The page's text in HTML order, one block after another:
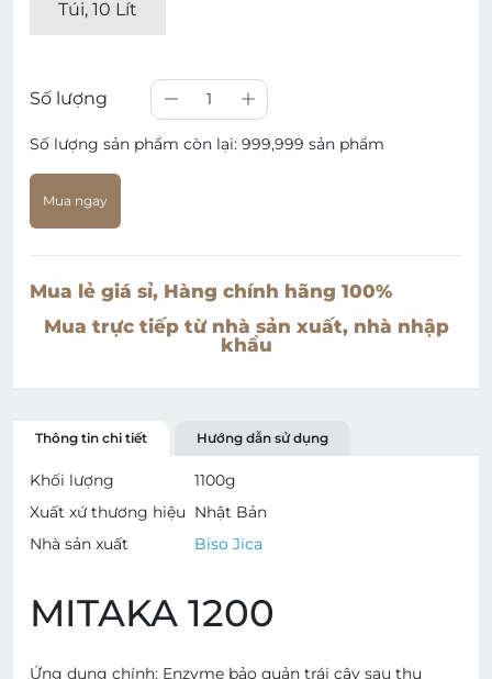
Túi, 10 Lít
Số lượng 1
Số lượng sản phẩm còn lại: 999,999 sản phẩm
Mua ngay
Mua lẻ giá sỉ, Hàng chính hãng 100%
Mua trực tiếp từ nhà sản xuất, nhà nhập
khẩu
Thông tin chi tiết Hướng dẫn sử dụng
Khối lượng 1100g
Xuất xứ thương hiệu Nhật Bản
Nhà sản xuất
Biso Jica
MITAKA 1200
Ứng dụng chính: Enzyme bảo quản trái cây sau thu